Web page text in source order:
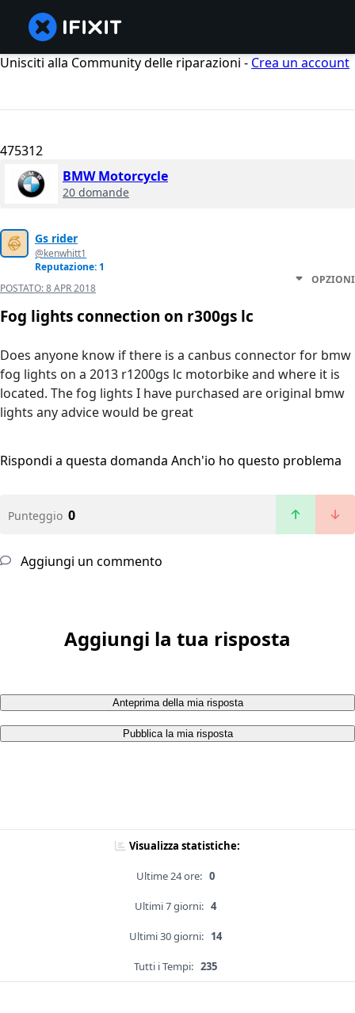
Unisciti alla Community delle riparazioni - Crea un account
475312
BMW Motorcycle
20 domande
Gs rider
@kenwhitt1
Reputazione: 1
POSTATO:8 APR 2018
OPZIONI
Fog lights connection on r300gs lc
Does anyone know if there is a canbus connector for bmw
fog lights on a 2013 r1200gs lc motorbike and where it is
located. The fog lights I have purchased are original bmw
lights any advice would be great
Rispondi a questa domanda Anch'io ho questo problema
Punteggio 0
Aggiungi un commento
Aggiungi la tua risposta
Anteprima della mia risposta
Pubblica la mia risposta
Visualizza statistiche:
Ultime 24 ore: 0
Ultimi 7 giorni: 4
Ultimi 30 giorni: 14
Tutti i Tempi: 235